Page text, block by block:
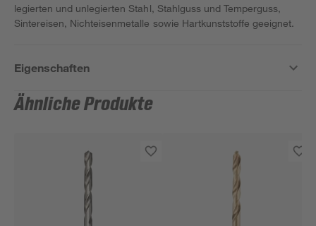
legierten und unlegierten Stahl, Stahlguss und Temperguss,
Sintereisen, Nichteisenmetalle sowie Hartkunststoffe geeignet.
Eigenschaften
Ähnliche Produkte